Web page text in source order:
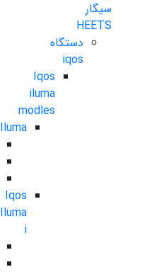
سیگار
HEETS
دستگاه
iqos
Iqos
iluma
modles
Iluma
Iqos
Iluma
i